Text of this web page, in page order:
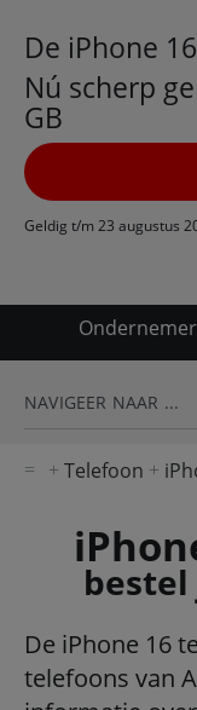
De iPhone 16
Nú scherp
GB
Geldig t/m 23 augustus
NAVIGEER NAAR ...
Telefoon
De iPhone 16
telefoons van